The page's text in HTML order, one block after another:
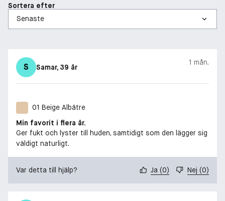
Sortera efter
S Samar, 39 år
1 mån.
01 Beige Albâtre
Min favorit i flera år.
Ger fukt och lyster till huden, samtidigt som den lägger sig
väldigt naturligt.
Var detta till hjälp? Ja (0) Nej (0)